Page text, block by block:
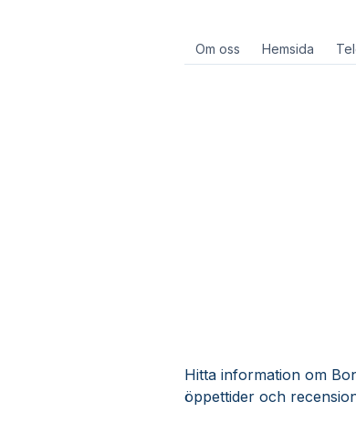
Om oss Hemsida
Hitta information om
öppettider och